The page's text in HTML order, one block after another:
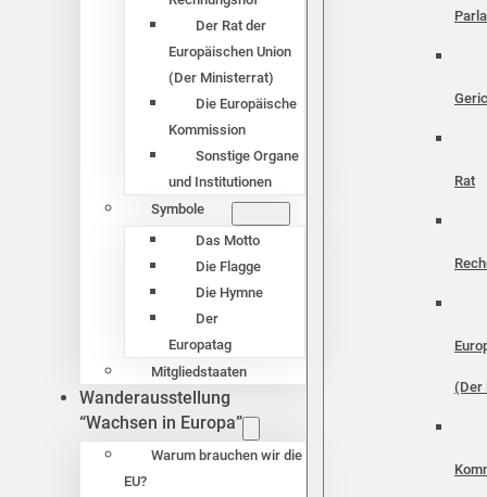
Der Rat der
Europäischen Union
(Der Ministerrat)
Die Europäische
Kommission
Sonstige Organe
und Institutionen
Symbole
Das Motto
Die Flagge
Die Hymne
Der
Europatag
Mitgliedstaaten
Wanderausstellung
“Wachsen in Europa”
Warum brauchen wir die
EU?
Rat
(Der